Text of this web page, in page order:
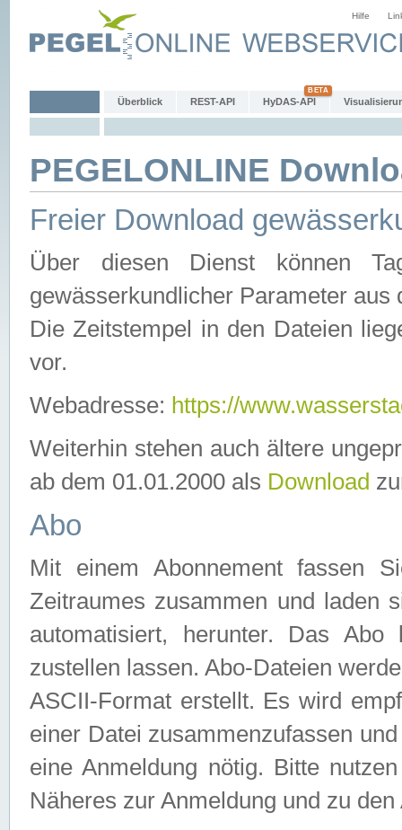
Hilfe
Überblick REST-API HyDAS-API
PEGELONLINE
Freier Download
Über diesen Dienst können
gewässerkundlicher Parameter aus
Die Zeitstempel in den Dateien
vor.
Webadresse: https://
Weiterhin stehen auch ältere
ab dem 01.01.2000 als Download
Abo
Mit einem Abonnement fassen
Zeitraumes zusammen und laden
automatisiert, herunter. Das
zustellen lassen. Abo-Dateien
ASCII-Format erstellt. Es wird
einer Datei zusammenzufassen
eine Anmeldung nötig. Bitte
Näheres zur Anmeldung und zu